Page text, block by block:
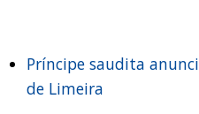
Príncipe saudita
de Limeira